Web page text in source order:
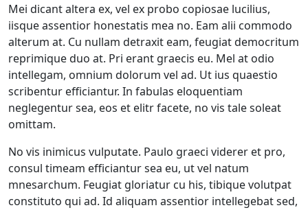
Mei dicant altera ex, vel ex probo copiosae lucilius,
iisque assentior honestatis mea no. Eam alii commodo
alterum at. Cu nullam detraxit eam, feugiat democritum
reprimique duo at. Pri erant graecis eu. Mel at odio
intellegam, omnium dolorum vel ad. Ut ius quaestio
scribentur efficiantur. In fabulas eloquentiam
neglegentur sea, eos et elitr facete, no vis tale soleat
omittam.
No vis inimicus vulputate. Paulo graeci viderer et pro,
consul timeam efficiantur sea eu, ut vel natum
mnesarchum. Feugiat gloriatur cu his, tibique volutpat
constituto qui ad. Id aliquam assentior intellegebat sed,